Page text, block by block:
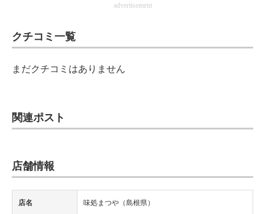
エレクトロニクス専門サイト
電子設計の基本と応用
ちょっと気になるネットの話題
advertisement
クチコミ一覧
まだクチコミはありません
関連ポスト
店舗情報
店名 味処まつや（島根県）